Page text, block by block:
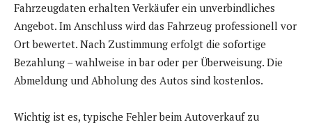
Fahrzeugdaten erhalten Verkäufer ein unverbindliches
Angebot. Im Anschluss wird das Fahrzeug professionell vor
Ort bewertet. Nach Zustimmung erfolgt die sofortige
Bezahlung – wahlweise in bar oder per Überweisung. Die
Abmeldung und Abholung des Autos sind kostenlos.
Wichtig ist es, typische Fehler beim Autoverkauf zu